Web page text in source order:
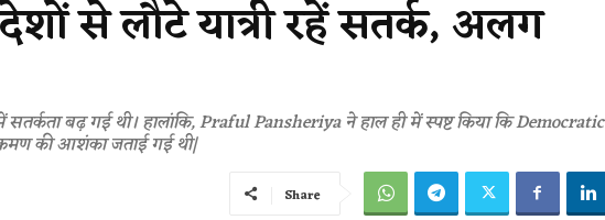
से लौटे यात्री रहें सतर्क, अलग
बढ़ गई थी। हालांकि, Praful Pansheriya ने हाल ही में स्पष्ट किया कि Democratic
की आशंका जताई गई थी|
Share